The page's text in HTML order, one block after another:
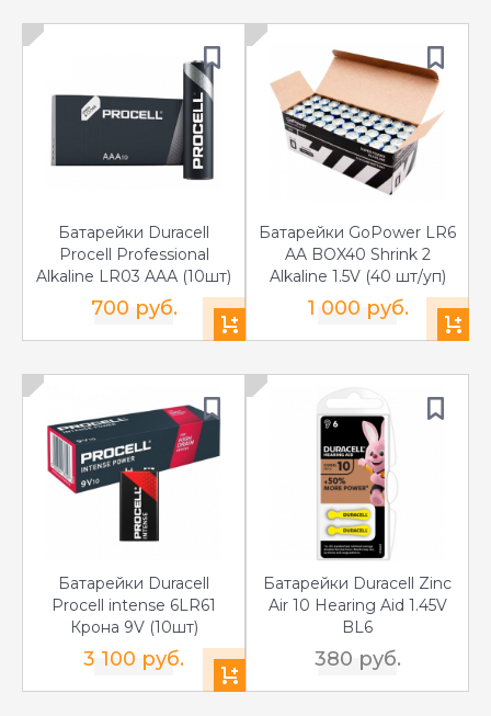
Батарейки Duracell
Procell Professional
Alkaline LR03 AAА (10шт)
700 руб.
Батарейки GoPower LR6
AA BOX40 Shrink 2
Alkaline 1.5V (40 шт/уп)
1 000 руб.
Батарейки Duracell
Procell intense 6LR61
Крона 9V (10шт)
3 100 руб.
Батарейки Duracell Zinc
Air 10 Hearing Aid 1.45V
BL6
380 руб.